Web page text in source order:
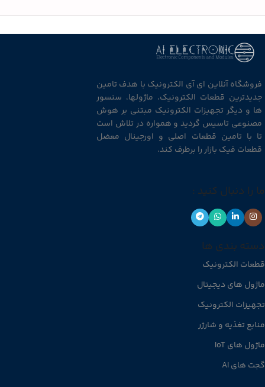
فروشگاه آنلاین ای آی الکترونیک با هدف تامین
جدیدترین قطعات الکترونیک، ماژولها، سنسور
ها و دیگر تجهیزات الکترونیک مبتنی بر هوش
مصنوعی تاسیس گردید و همواره در تلاش است
تا با تامین قطعات اصلی و اورجینال معضل
قطعات فیک بازار را برطرف کند.
ما را دنبال کنید :
دسته بندی ها
قطعات الکترونیک
ماژول های دیجیتال
تجهیزات الکترونیک
منابع تغذیه و شارژر
ماژول های IoT
گجت های AI